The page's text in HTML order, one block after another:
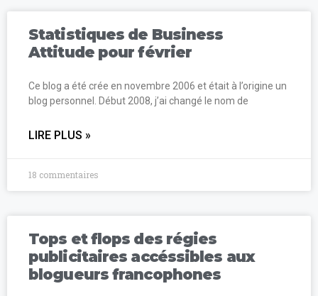
Statistiques de Business
Attitude pour février
Ce blog a été crée en novembre 2006 et était à l’origine un
blog personnel. Début 2008, j’ai changé le nom de
LIRE PLUS »
18 commentaires
Tops et flops des régies
publicitaires accéssibles aux
blogueurs francophones